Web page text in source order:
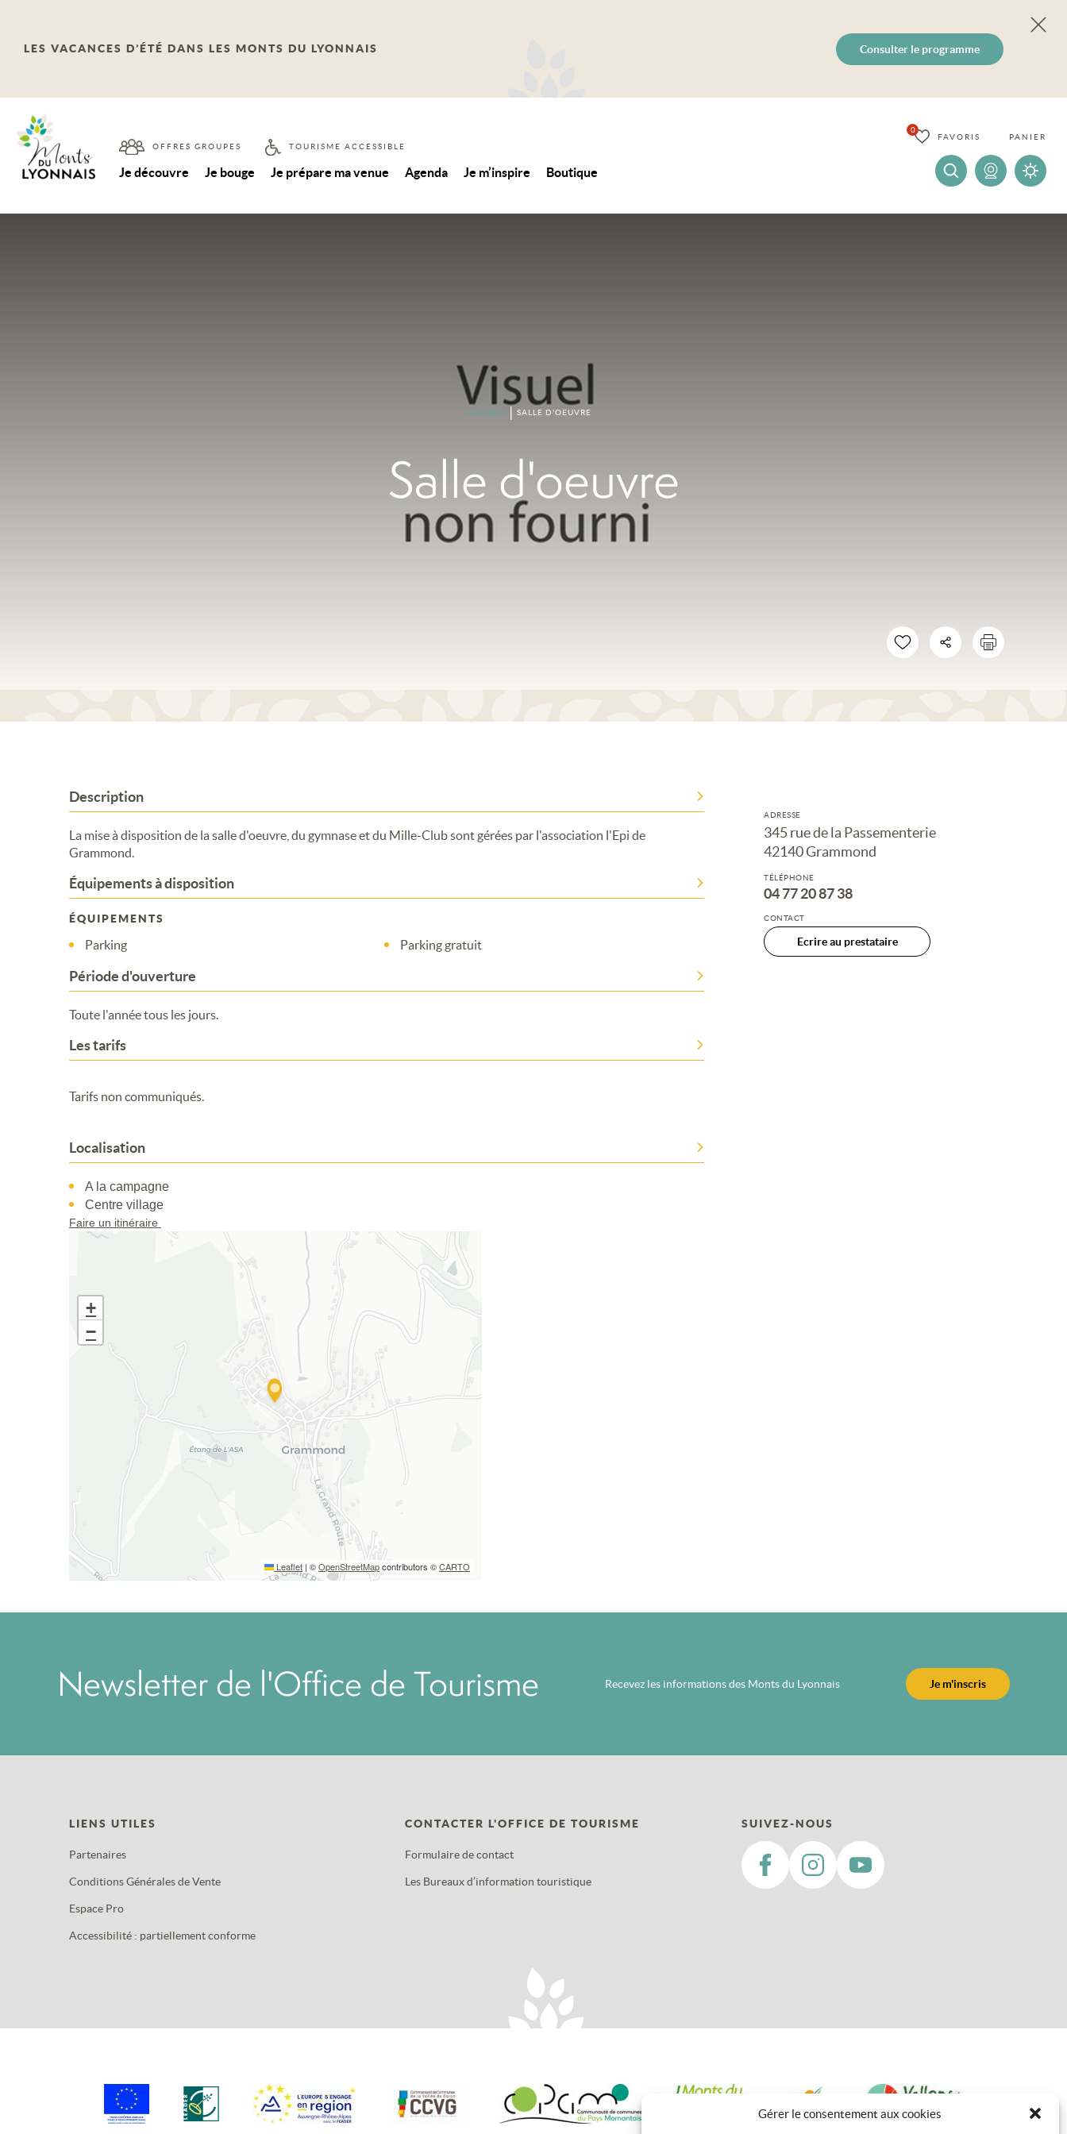
Gérer le consentement aux cookies
LES VACANCES D’ÉTÉ DANS LES MONTS DU LYONNAIS Consulter le programme
OFFRES GROUPES TOURISME ACCESSIBLE
Je découvre Je bouge Je prépare ma venue Agenda Je m’inspire Boutique
FAVORIS
0
PANIER
ACCUEIL SALLE D'OEUVRE
Salle d'oeuvre
Description
La mise à disposition de la salle d'oeuvre, du gymnase et du Mille-Club sont gérées par l'association l'Epi de
Grammond.
Équipements à disposition
ÉQUIPEMENTS
Parking Parking gratuit
Période d'ouverture
Toute l'année tous les jours.
Les tarifs
Tarifs non communiqués.
Localisation
A la campagne
Centre village
Faire un itinéraire
+
−
Leaflet | ©OpenStreetMapcontributors ©CARTO
ADRESSE
345 rue de la Passementerie
42140 Grammond
TÉLÉPHONE
04 77 20 87 38
CONTACT
Ecrire au prestataire
Newsletter de l'Office de Tourisme Recevez les informations des Monts du Lyonnais Je m'inscris
LIENS UTILES
Partenaires
Conditions Générales de Vente
Espace Pro
Accessibilité : partiellement conforme
CONTACTER L'OFFICE DE TOURISME
Formulaire de contact
Les Bureaux d’information touristique
SUIVEZ-NOUS